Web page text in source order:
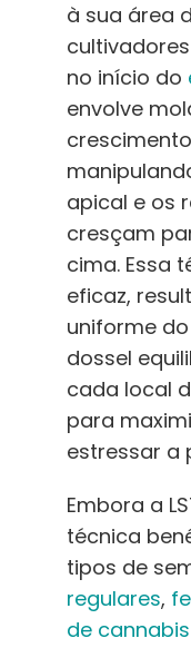
à sua área
no início do
envolve
apical e os
cresçam
cima. Essa
eficaz,
uniforme
dossel
cada local
para
estressar a
Embora a
técnica
tipos de
regulares,
de